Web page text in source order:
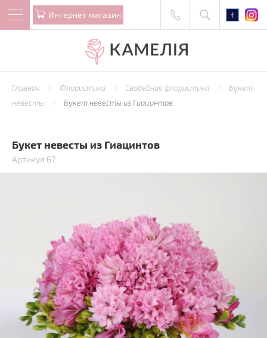
Интернет магазин
Главная Флористика Свадебная флористика
Букет
невесты
Букет невесты из Гиацинтов
Букет невесты из Гиацинтов
Артикул 67